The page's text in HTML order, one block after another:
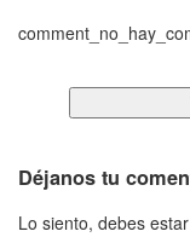
Déjanos tu
Lo siento, debes estar